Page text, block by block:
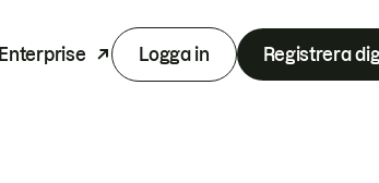
Enterprise Logga in Registrera